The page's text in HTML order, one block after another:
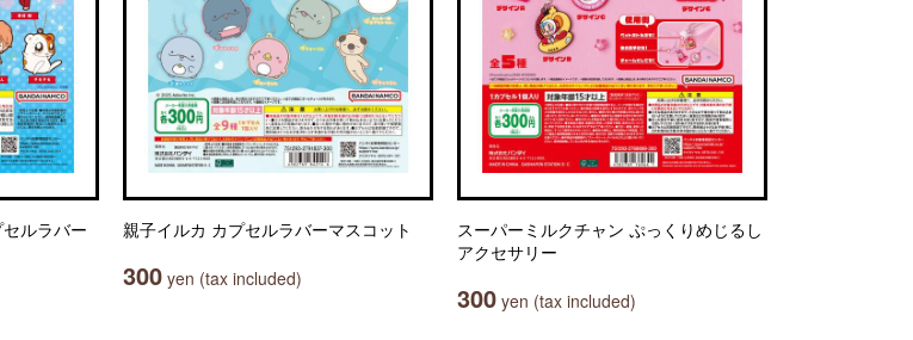
ルラバー
親子イルカ カプセルラバーマスコット
300 yen (tax included)
スーパーミルクチャン ぷっくりめじるし
アクセサリー
300 yen (tax included)